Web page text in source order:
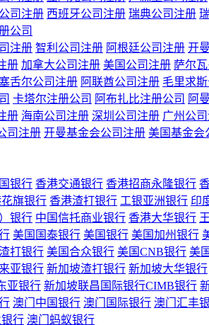
司注册 西班牙公司注册 瑞典公司注册
公司
注册 智利公司注册 阿根廷公司注册 开
册 加拿大公司注册 美国公司注册 萨尔
塞舌尔公司注册 阿联酋公司注册 毛里求
卡塔尔注册公司 阿布扎比注册公司 阿
册 海南公司注册 深圳公司注册 广州公
司注册 开曼基金会公司注册 美国基金会
银行 香港交通银行 香港招商永隆银行
旗银行 香港渣打银行 工银亚洲银行 印
银行 中国信托商业银行 香港大华银行
美国国泰银行 美国银行 美国加州银行
打银行 美国合众银行 美国CNB银行 美
亚银行 新加坡渣打银行 新加坡大华银行
亚银行 新加坡联昌国际银行CIMB银行
澳门中国银行 澳门国际银行 澳门汇丰
行 澳门蚂蚁银行